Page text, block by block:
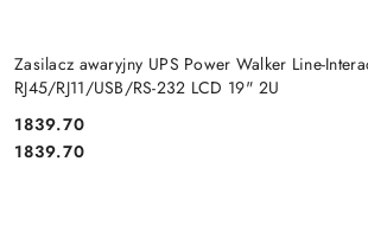
Zasilacz awaryjny UPS Power Walker Line-
RJ45/RJ11/USB/RS-232 LCD 19" 2U
Cena:
1839.70
Cena:
1839.70